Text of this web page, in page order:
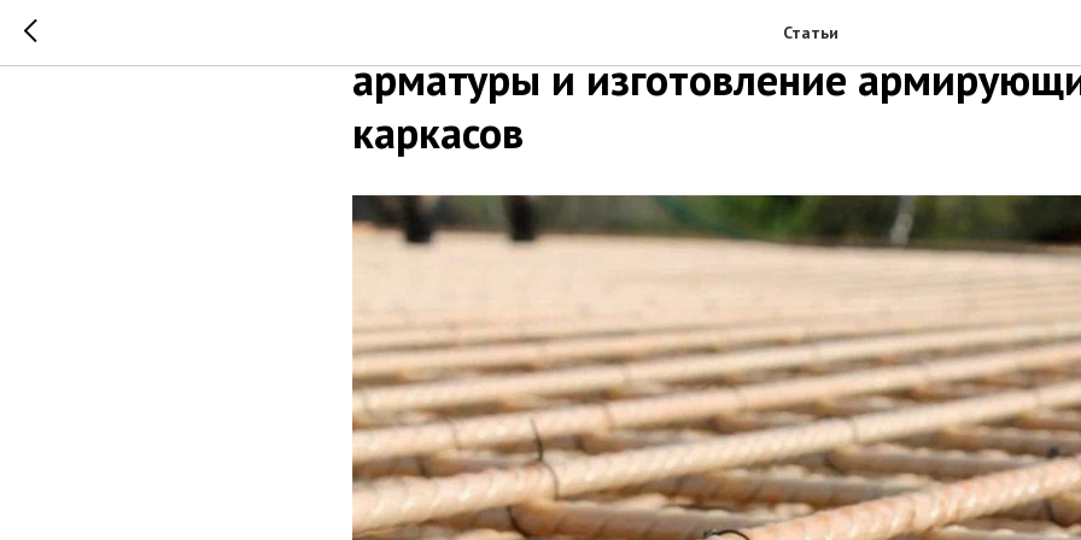
Статьи
Технология вязки стеклопластиковой
арматуры и изготовление
каркасов